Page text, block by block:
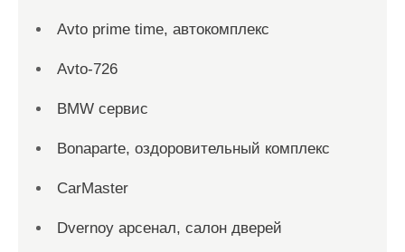
Avto prime time, автокомплекс
Avto-726
BMW сервис
Bonaparte, оздоровительный комплекс
CarMaster
Dvernoy арсенал, салон дверей